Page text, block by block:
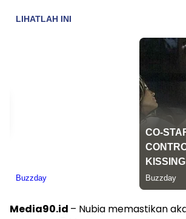
Media90.id – Nubia memastikan